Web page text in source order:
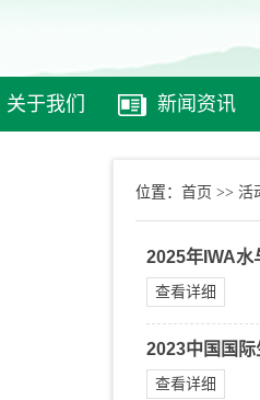
关于我们 新闻资讯
位置： 首页 >> 活
2025年IWA
查看详细
2023中国国
查看详细